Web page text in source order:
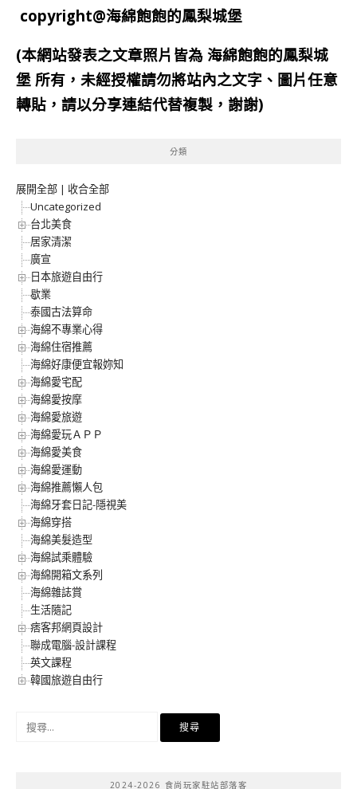
copyright@海綿飽飽的鳳梨城堡
(本網站發表之文章照片皆為 海綿飽飽的鳳梨城
堡 所有，未經授權請勿將站內之文字、圖片任意
轉貼，請以分享連結代替複製，謝謝)
分類
展開全部 | 收合全部
Uncategorized
台北美食
居家清潔
廣宣
日本旅遊自由行
歇業
泰國古法算命
海綿不專業心得
海綿住宿推薦
海綿好康便宜報妳知
海綿愛宅配
海綿愛按摩
海綿愛旅遊
海綿愛玩ＡＰＰ
海綿愛美食
海綿愛運動
海綿推薦懶人包
海綿牙套日記-隱視美
海綿穿搭
海綿美髮造型
海綿試乘體驗
海綿開箱文系列
海綿雜誌賞
生活隨記
痞客邦網頁設計
聯成電腦-設計課程
英文課程
韓國旅遊自由行
2024-2026 食尚玩家駐站部落客